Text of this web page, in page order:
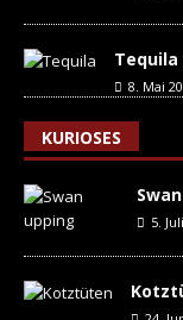
Tequila
8. Mai
KURIOSES
5.